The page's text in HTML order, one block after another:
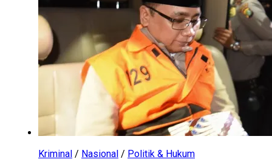
Kriminal / Nasional / Politik & Hukum